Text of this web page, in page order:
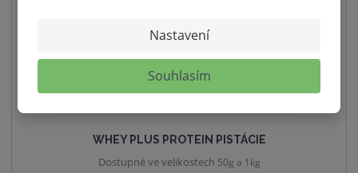
Nastavení
Souhlasím
WHEY PLUS PROTEIN PISTÁCIE
Dostupné ve velikostech 50g a 1kg